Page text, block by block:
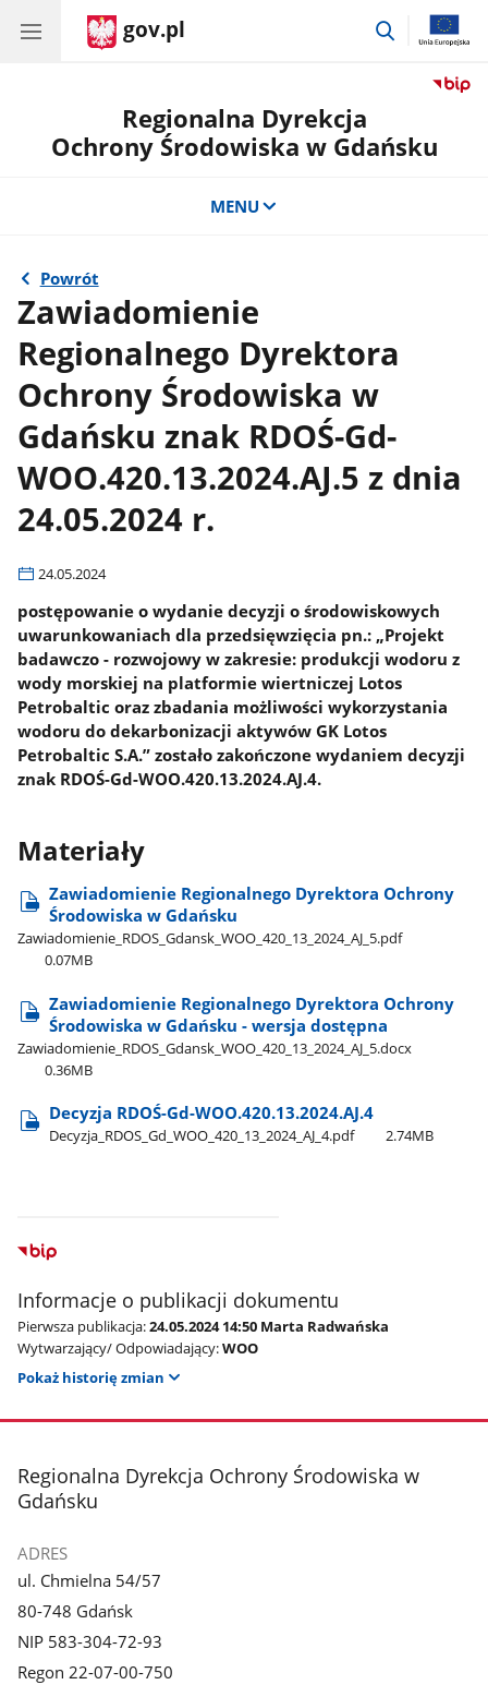
gov.pl
przejdź
Regionalna Dyrekcja
Ochrony Środowiska w Gdańsku
MENU
Powrót
Zawiadomienie
Regionalnego Dyrektora
Ochrony Środowiska w
Gdańsku znak RDOŚ-Gd-
WOO.420.13.2024.AJ.5 z dnia
24.05.2024 r.
24.05.2024
postępowanie o wydanie decyzji o środowiskowych
uwarunkowaniach dla przedsięwzięcia pn.: „Projekt
badawczo - rozwojowy w zakresie: produkcji wodoru z
wody morskiej na platformie wiertniczej Lotos
Petrobaltic oraz zbadania możliwości wykorzystania
wodoru do dekarbonizacji aktywów GK Lotos
Petrobaltic S.A.” zostało zakończone wydaniem decyzji
znak RDOŚ-Gd-WOO.420.13.2024.AJ.4.
Materiały
Zawiadomienie Regionalnego Dyrektora Ochrony
Środowiska w Gdańsku
Zawiadomienie​_RDOS​_Gdansk​_WOO​_420​_13​_2024​_AJ​_5.pdf
0.07MB
Zawiadomienie Regionalnego Dyrektora Ochrony
Środowiska w Gdańsku - wersja dostępna
Zawiadomienie​_RDOS​_Gdansk​_WOO​_420​_13​_2024​_AJ​_5.docx
0.36MB
Decyzja RDOŚ-Gd-WOO.420.13.2024.AJ.4
Decyzja​_RDOS​_Gd​_WOO​_420​_13​_2024​_AJ​_4.pdf 2.74MB
Informacje o publikacji dokumentu
Pierwsza publikacja:24.05.2024 14:50 Marta Radwańska
Wytwarzający/ Odpowiadający:WOO
Pokaż historię zmian
stopka
Regionalna Dyrekcja Ochrony Środowiska w
Gdańsku
ADRES
ul. Chmielna 54/57
80-748 Gdańsk
NIP 583-304-72-93
Regon 22-07-00-750